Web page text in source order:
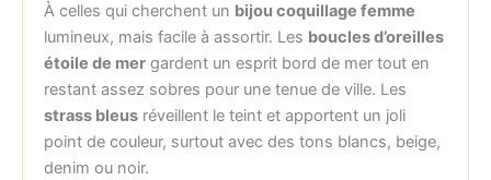
À celles qui cherchent un bijou coquillage femme
lumineux, mais facile à assortir. Les boucles d’oreilles
étoile de mergardent un esprit bord de mer tout en
restant assez sobres pour une tenue de ville. Les
strass bleusréveillent le teint et apportent un joli
point de couleur, surtout avec des tons blancs, beige,
denim ou noir.